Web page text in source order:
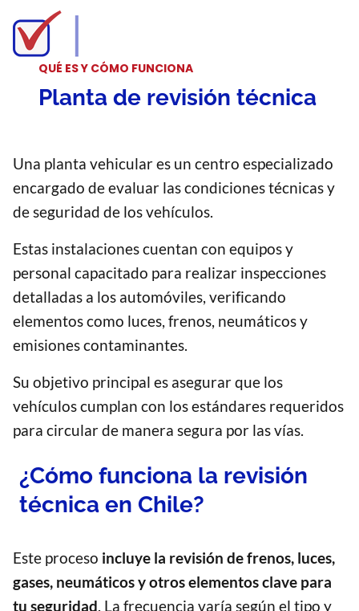
QUÉ ES Y CÓMO FUNCIONA
Planta de revisión técnica
Una planta vehicular es un centro especializado
encargado de evaluar las condiciones técnicas y
de seguridad de los vehículos.
Estas instalaciones cuentan con equipos y
personal capacitado para realizar inspecciones
detalladas a los automóviles, verificando
elementos como luces, frenos, neumáticos y
emisiones contaminantes.
Su objetivo principal es asegurar que los
vehículos cumplan con los estándares requeridos
para circular de manera segura por las vías.
¿Cómo funciona la revisión
técnica en Chile?
Este proceso incluye la revisión de frenos, luces,
gases, neumáticos y otros elementos clave para
tu seguridad. La frecuencia varía según el tipo y